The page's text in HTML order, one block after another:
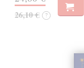
26,10 € ?